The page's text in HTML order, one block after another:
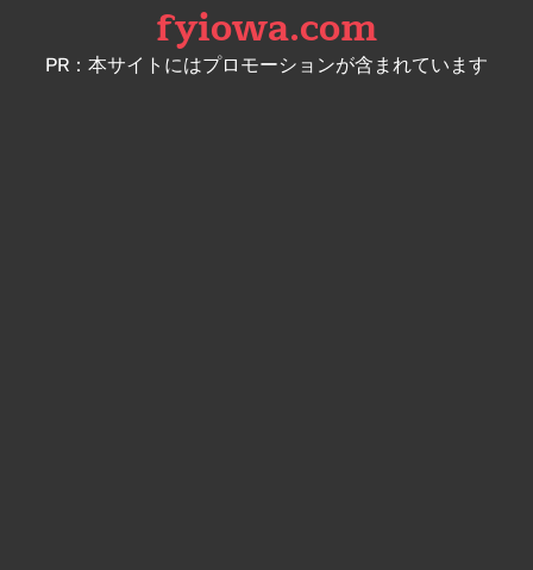
content
fyiowa.com
PR：本サイトにはプロモーションが含まれています